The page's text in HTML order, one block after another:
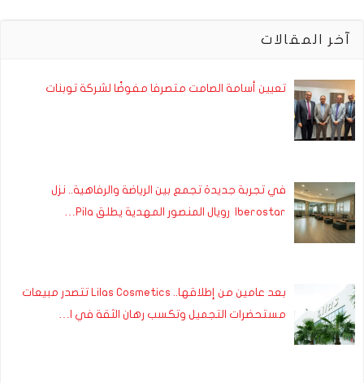
آخر المقالات
تعيين أسامة الصامت متصرفا مفوضًا لشركة توبنات
في تجربة جديدة تجمع بين الرياضة والرفاهية.. نزل
Iberostar رويال المنصور المهدية يطلق Pila…
بعد عامين من إطلاقها.. Lilas Cosmetics تتصدر مبيعات
مستحضرات التجميل وتكسب رهان الثقة في ا…